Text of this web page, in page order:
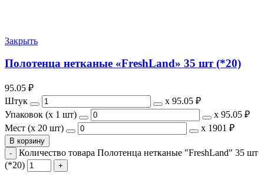
Закрыть
Полотенца нетканые «FreshLand» 35 шт (*20)
95.05 ₽
Штук
х 95.05 ₽
Упаковок (x 1 шт)
х 95.05 ₽
Мест (x 20 шт)
х 1901 ₽
В корзину
Количество товара Полотенца нетканые "FreshLand" 35 шт
(*20)